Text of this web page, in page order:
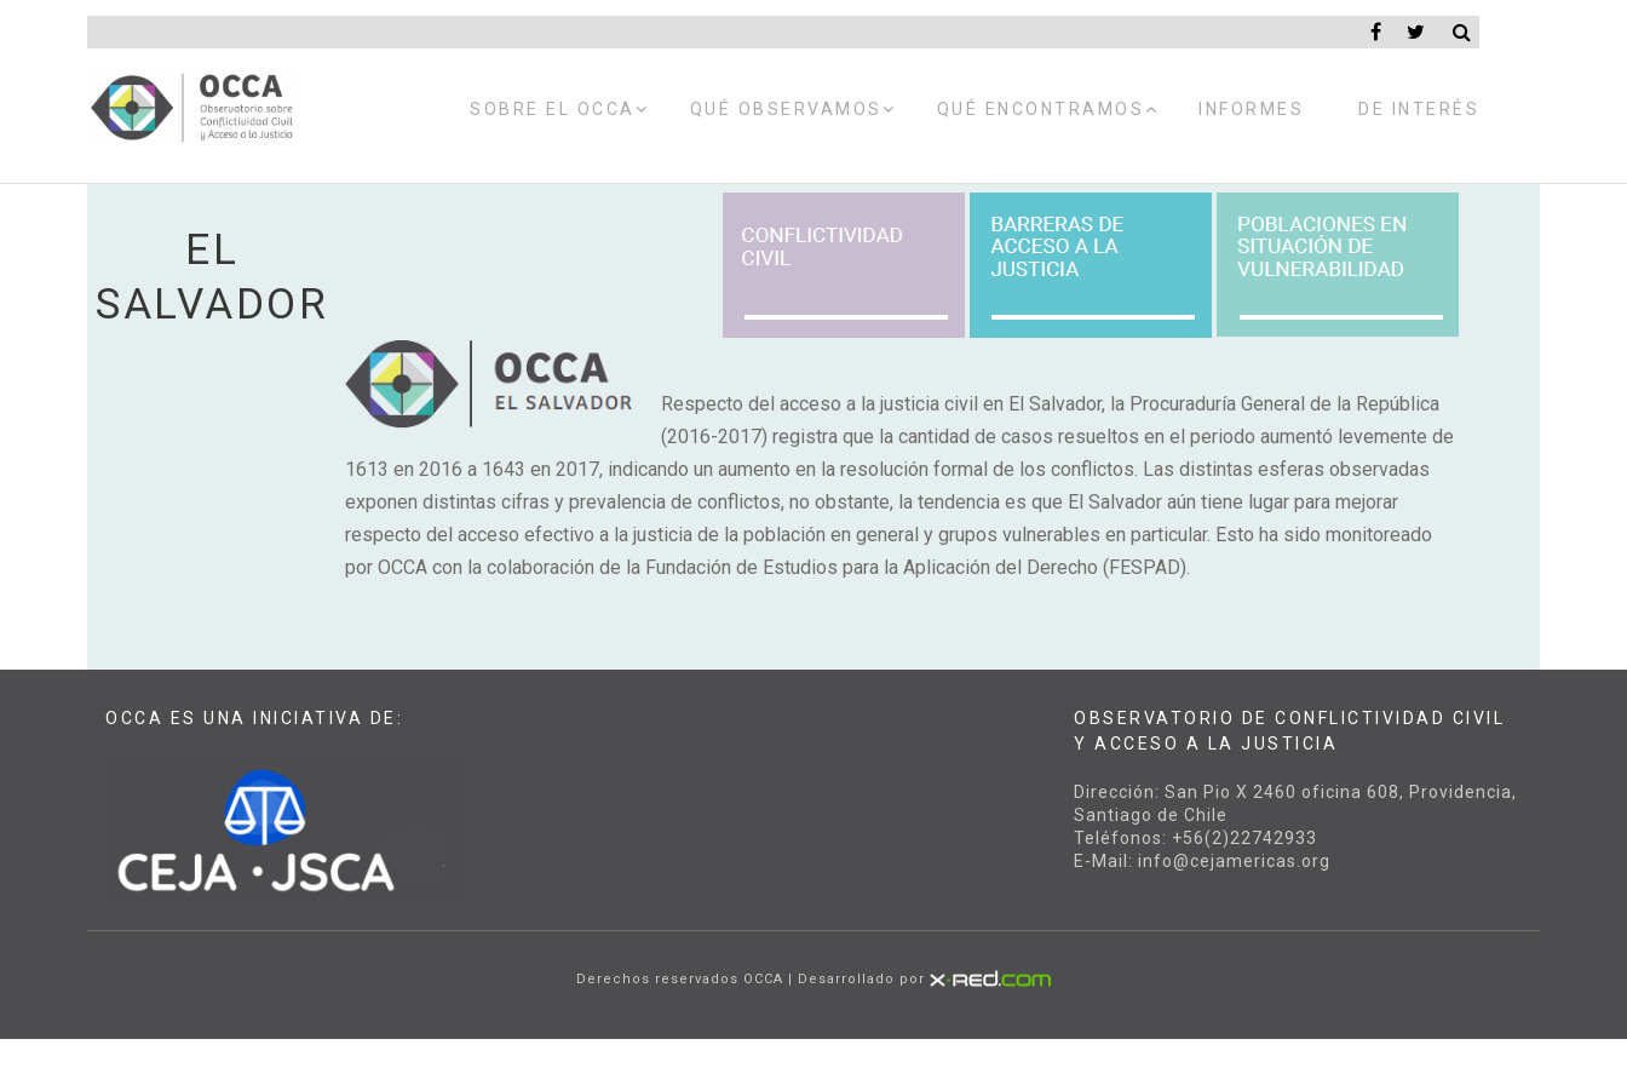
SOBRE EL OCCA EXPANDIRQUÉ OBSERVAMOS EXPANDIRQUÉ ENCONTRAMOSEXPANDIRINFORMES DE INTERÉS
EL
SALVADOR
Respecto del acceso a la justicia civil en El Salvador, la Procuraduría General de la República
(2016-2017) registra que la cantidad de casos resueltos en el periodo aumentó levemente de
1613 en 2016 a 1643 en 2017, indicando un aumento en la resolución formal de los conflictos. Las distintas esferas observadas
exponen distintas cifras y prevalencia de conflictos, no obstante, la tendencia es que El Salvador aún tiene lugar para mejorar
respecto del acceso efectivo a la justicia de la población en general y grupos vulnerables en particular. Esto ha sido monitoreado
por OCCA con la colaboración de la Fundación de Estudios para la Aplicación del Derecho (FESPAD).
OCCA ES UNA INICIATIVA DE:
OBSERVATORIO DE CONFLICTIVIDAD CIVIL
Y ACCESO A LA JUSTICIA
Dirección: San Pio X 2460 oficina 608, Providencia,
Santiago de Chile
Teléfonos: +56(2)22742933
E-Mail: info@cejamericas.org
Derechos reservados OCCA | Desarrollado por